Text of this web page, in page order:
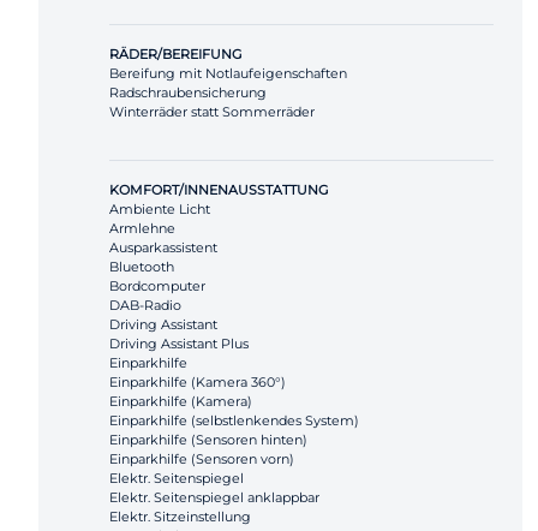
RÄDER/BEREIFUNG
Bereifung mit Notlaufeigenschaften
Radschraubensicherung
Winterräder statt Sommerräder
KOMFORT/INNENAUSSTATTUNG
Ambiente Licht
Armlehne
Ausparkassistent
Bluetooth
Bordcomputer
DAB-Radio
Driving Assistant
Driving Assistant Plus
Einparkhilfe
Einparkhilfe (Kamera 360°)
Einparkhilfe (Kamera)
Einparkhilfe (selbstlenkendes System)
Einparkhilfe (Sensoren hinten)
Einparkhilfe (Sensoren vorn)
Elektr. Seitenspiegel
Elektr. Seitenspiegel anklappbar
Elektr. Sitzeinstellung